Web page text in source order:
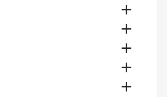




